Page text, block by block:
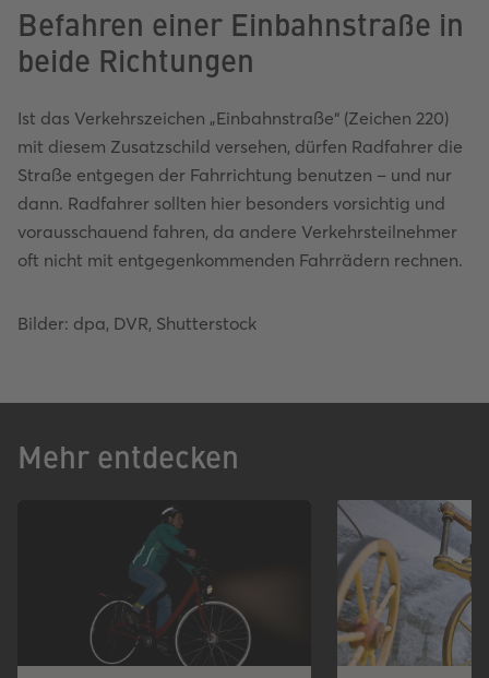
Befahren einer Einbahnstraße in
beide Richtungen
Ist das Verkehrszeichen „Einbahnstraße“ (Zeichen 220)
mit diesem Zusatzschild versehen, dürfen Radfahrer die
Straße entgegen der Fahrrichtung benutzen – und nur
dann. Radfahrer sollten hier besonders vorsichtig und
vorausschauend fahren, da andere Verkehrsteilnehmer
oft nicht mit entgegenkommenden Fahrrädern rechnen.
Bilder: dpa, DVR, Shutterstock
Mehr entdecken